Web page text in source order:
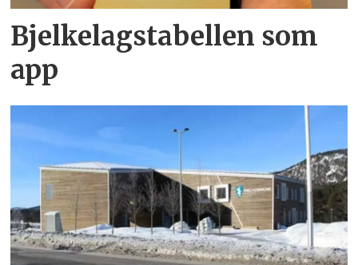
Bjelkelagstabellen som
app